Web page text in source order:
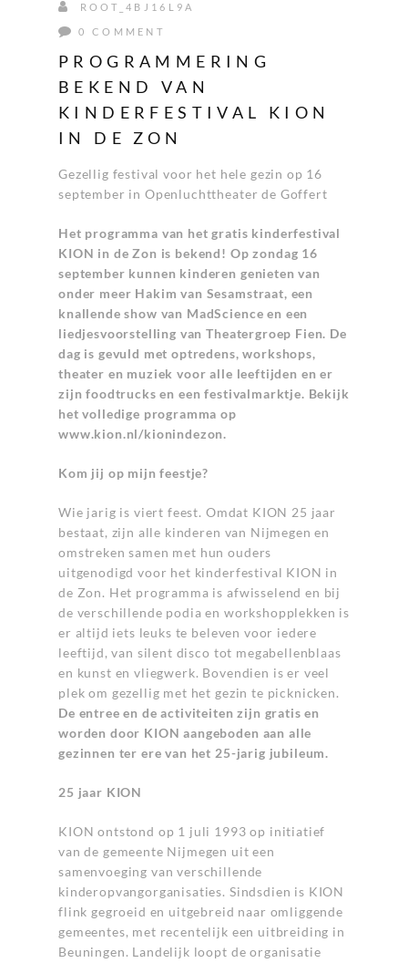
ROOT_4BJ16L9A
0 COMMENT
PROGRAMMERING
BEKEND VAN
KINDERFESTIVAL KION
IN DE ZON
Gezellig festival voor het hele gezin op 16
september in Openluchttheater de Goffert
Het programma van het gratis kinderfestival
KION in de Zon is bekend! Op zondag 16
september kunnen kinderen genieten van
onder meer Hakim van Sesamstraat, een
knallende show van MadScience en een
liedjesvoorstelling van Theatergroep Fien. De
dag is gevuld met optredens, workshops,
theater en muziek voor alle leeftijden en er
zijn foodtrucks en een festivalmarktje. Bekijk
het volledige programma op
www.kion.nl/kionindezon.
Kom jij op mijn feestje?
Wie jarig is viert feest. Omdat KION 25 jaar
bestaat, zijn alle kinderen van Nijmegen en
omstreken samen met hun ouders
uitgenodigd voor het kinderfestival KION in
de Zon. Het programma is afwisselend en bij
de verschillende podia en workshopplekken is
er altijd iets leuks te beleven voor iedere
leeftijd, van silent disco tot megabellenblaas
en kunst en vliegwerk. Bovendien is er veel
plek om gezellig met het gezin te picknicken.
De entree en de activiteiten zijn gratis en
worden door KION aangeboden aan alle
gezinnen ter ere van het 25-jarig jubileum.
25 jaar KION
KION ontstond op 1 juli 1993 op initiatief
van de gemeente Nijmegen uit een
samenvoeging van verschillende
kinderopvangorganisaties. Sindsdien is KION
flink gegroeid en uitgebreid naar omliggende
gemeentes, met recentelijk een uitbreiding in
Beuningen. Landelijk loopt de organisatie